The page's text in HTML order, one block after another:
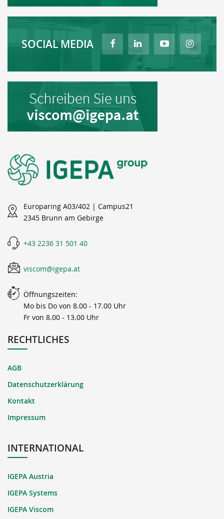
SOCIAL MEDIA
Europaring A03/402 | Campus21
2345 Brunn am Gebirge
+43 2236 31 501 40
viscom@igepa.at
Öffnungszeiten:
Mo bis Do von 8.00 - 17.00 Uhr
Fr von 8.00 - 13.00 Uhr
RECHTLICHES
AGB
Datenschutzerklärung
Kontakt
Impressum
INTERNATIONAL
IGEPA Austria
IGEPA Systems
IGEPA Viscom